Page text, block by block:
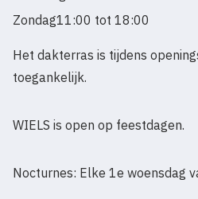
Zondag11:00 tot 18:00
Het dakterras is tijdens
toegankelijk.
WIELS is open op feestdagen.
Nocturnes: Elke 1e woensdag